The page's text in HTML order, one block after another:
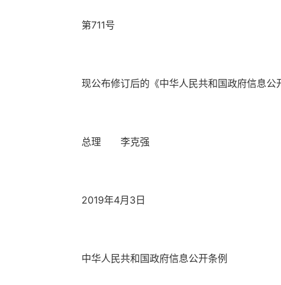
第711号
现公布修订后的《中华人民共和国政府信息公
总理 李克强
2019年4月3日
中华人民共和国政府信息公开条例